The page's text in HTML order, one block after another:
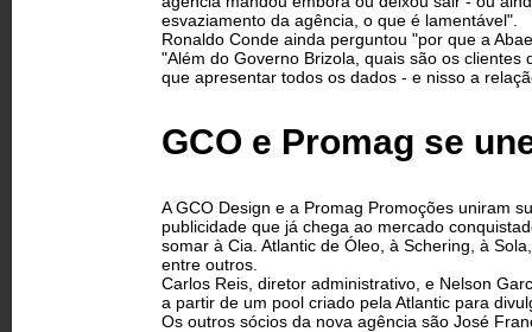
esvaziamento da agência, o que é lamentável".
Ronaldo Conde ainda perguntou "por que a
"Além do Governo Brizola, quais são os
que apresentar todos os dados - e nisso a
GCO e Promag se
A GCO Design e a Promag Promoções uniram
publicidade que já chega ao mercado
somar à Cia. Atlantic de Óleo, à Schering, à
entre outros.
Carlos Reis, diretor administrativo, e Nelson
a partir de um pool criado pela Atlantic para
Os outros sócios da nova agência são José